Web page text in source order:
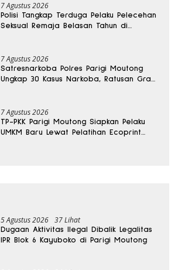
7 Agustus 2026
Polisi Tangkap Terduga Pelaku Pelecehan
Seksual Remaja Belasan Tahun di
7 Agustus 2026
Satresnarkoba Polres Parigi Moutong
Ungkap 30 Kasus Narkoba, Ratusan Gram
7 Agustus 2026
TP-PKK Parigi Moutong Siapkan Pelaku
UMKM Baru Lewat Pelatihan Ecoprint
5 Agustus 2026 37 Lihat
Dugaan Aktivitas Ilegal Dibalik Legalitas
IPR Blok 6 Kayuboko di Parigi Moutong